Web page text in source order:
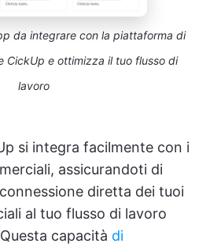
da integrare con la piattaforma di
CickUp e ottimizza il tuo flusso di
lavoro
si integra facilmente con i
assicurandoti di
diretta dei tuoi
al tuo flusso di lavoro
capacità di